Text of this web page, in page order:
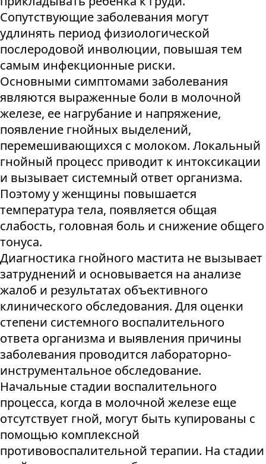
Сопутствующие заболевания могут
удлинять период физиологической
послеродовой инволюции, повышая тем
самым инфекционные риски.
Основными симптомами заболевания
являются выраженные боли в молочной
железе, ее нагрубание и напряжение,
появление гнойных выделений,
перемешивающихся с молоком. Локальный
гнойный процесс приводит к интоксикации
и вызывает системный ответ организма.
Поэтому у женщины повышается
температура тела, появляется общая
слабость, головная боль и снижение общего
тонуса.
Диагностика гнойного мастита не вызывает
затруднений и основывается на анализе
жалоб и результатах объективного
клинического обследования. Для оценки
степени системного воспалительного
ответа организма и выявления причины
заболевания проводится лабораторно-
инструментальное обследование.
Начальные стадии воспалительного
процесса, когда в молочной железе еще
отсутствует гной, могут быть купированы с
помощью комплексной
противовоспалительной терапии. На стадии